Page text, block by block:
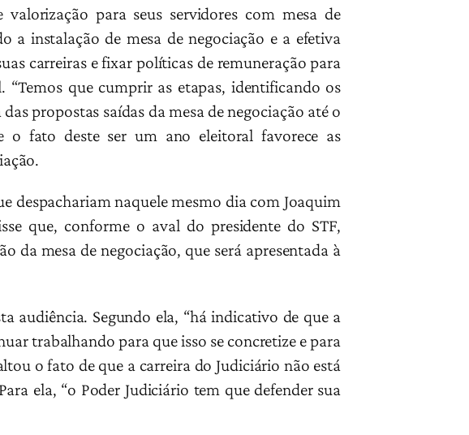
para seus servidores com mesa de
a instalação de mesa de negociação e a efetiva
carreiras e fixar políticas de remuneração para
“Temos que cumprir as etapas, identificando os
propostas saídas da mesa de negociação até o
o fato deste ser um ano eleitoral favorece as
despachariam naquele mesmo dia com Joaquim
que, conforme o aval do presidente do STF,
da mesa de negociação, que será apresentada à
audiência. Segundo ela, “há indicativo de que a
trabalhando para que isso se concretize e para
o fato de que a carreira do Judiciário não está
ela, “o Poder Judiciário tem que defender sua